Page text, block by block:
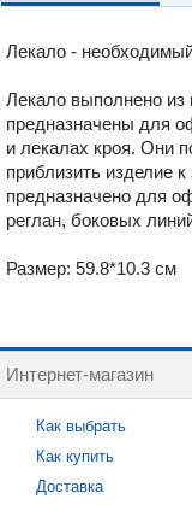
Лекало -
Лекало выполнено из
предназначены для
и лекалах кроя. Они
приблизить изделие
предназначено для
реглан, боковых
Размер: 59.8*10.3 см
Интернет-магазин
Как выбрать
Как купить
Доставка